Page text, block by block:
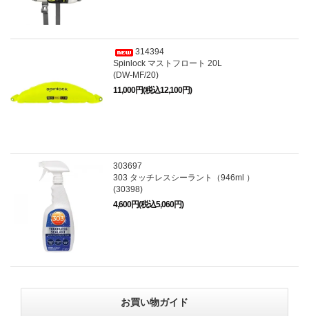
314394
Spinlock マストフロート 20L
(DW-MF/20)
11,000円(税込12,100円)
303697
303 タッチレスシーラント（946ml ）
(30398)
4,600円(税込5,060円)
お買い物ガイド